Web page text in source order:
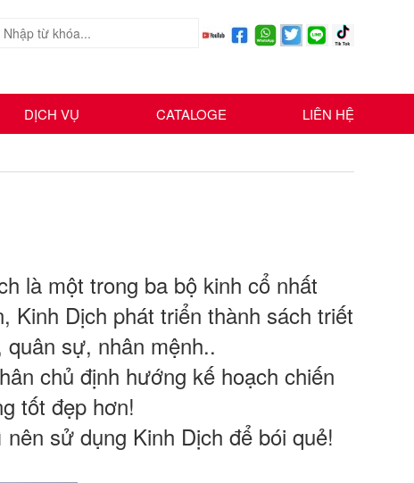
DỊCH VỤ CATALOGE LIÊN HỆ
là một trong ba bộ kinh cổ nhất
Kinh Dịch phát triển thành sách triết
sự, nhân mệnh..
chủ định hướng kế hoạch chiến
tốt đẹp hơn!
nên sử dụng Kinh Dịch để bói quẻ!